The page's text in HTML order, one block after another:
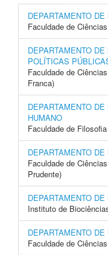
DEPARTAMENTO
Faculdade de
DEPARTAMENTO
POLÍTICAS
Faculdade de
Franca)
DEPARTAMENTO
HUMANO
Faculdade de
DEPARTAMENTO
Faculdade de
Prudente)
DEPARTAMENTO
Instituto de
DEPARTAMENTO
Faculdade de